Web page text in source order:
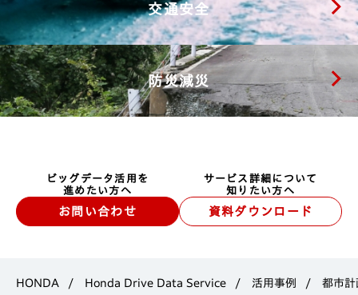
交通安全
防災減災
ビッグデータ活用を
進めたい方へ
お問い合わせ
サービス詳細について
知りたい方へ
資料ダウンロード
HONDA Honda Drive Data Service 活用事例 都市計